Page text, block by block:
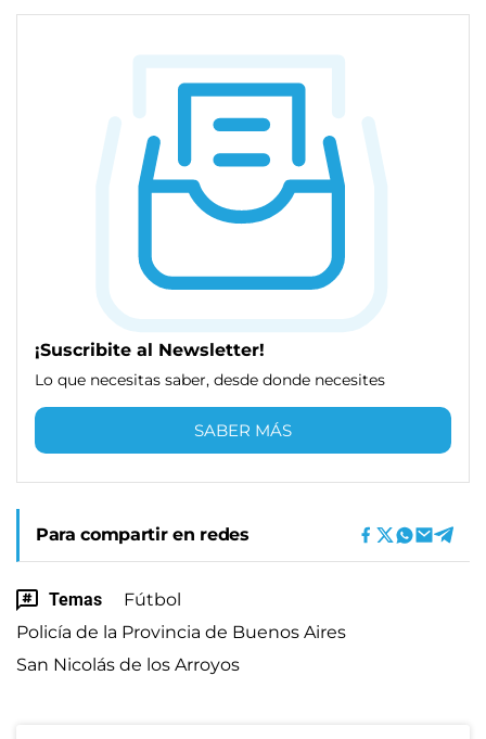
¡Suscribite al Newsletter!
Lo que necesitas saber, desde donde necesites
SABER MÁS
Para compartir en redes
Temas
Fútbol
Policía de la Provincia de Buenos Aires
San Nicolás de los Arroyos